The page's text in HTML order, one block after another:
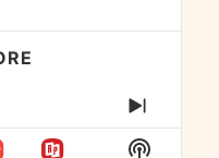
NEXT
Show